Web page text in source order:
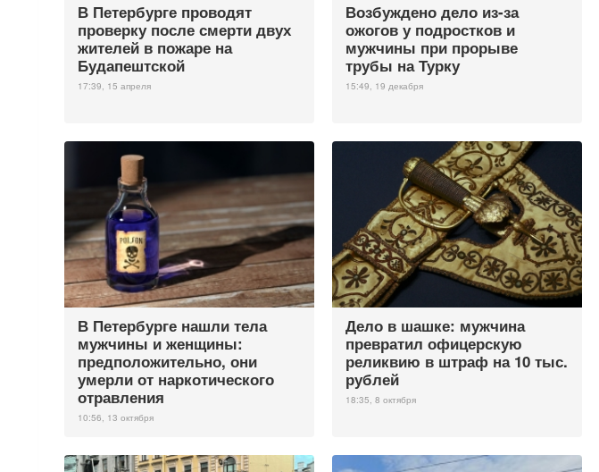
В Петербурге проводят
проверку после смерти двух
жителей в пожаре на
Будапештской
17:39, 15 апреля
Возбуждено дело из-за
ожогов у подростков и
мужчины при прорыве
трубы на Турку
15:49, 19 декабря
В Петербурге нашли тела
мужчины и женщины:
предположительно, они
умерли от наркотического
отравления
10:56, 13 октября
Дело в шашке: мужчина
превратил офицерскую
реликвию в штраф на 10 тыс.
рублей
18:35, 8 октября